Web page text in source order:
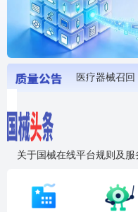
医疗器械召回
关于国械在线平台规则及
国药创研AED开启全国招商